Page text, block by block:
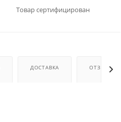
Товар сертифицирован
ДОСТАВКА ОТЗЫВЫ